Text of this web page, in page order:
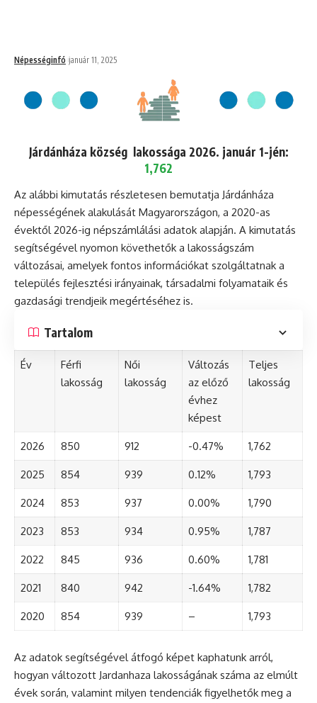
Népességinfó január 11, 2025
Járdánháza község lakossága 2026. január 1-jén:
1,762
Az alábbi kimutatás részletesen bemutatja Járdánháza
népességének alakulását Magyarországon, a 2020-as
évektől 2026-ig népszámlálási adatok alapján. A kimutatás
segítségével nyomon követhetők a lakosságszám
változásai, amelyek fontos információkat szolgáltatnak a
település fejlesztési irányainak, társadalmi folyamataik és
gazdasági trendjeik megértéséhez is.
Tartalom
Év
Férfi
lakosság
Női
lakosság
Változás
az előző
évhez
képest
Teljes
lakosság
2026 850 912 -0.47% 1,762
2025 854 939 0.12% 1,793
2024 853 937 0.00% 1,790
2023 853 934 0.95% 1,787
2022 845 936 0.60% 1,781
2021 840 942 -1.64% 1,782
2020 854 939 – 1,793
Az adatok segítségével átfogó képet kaphatunk arról,
hogyan változott Jardanhaza lakosságának száma az elmúlt
évek során, valamint milyen tendenciák figyelhetők meg a